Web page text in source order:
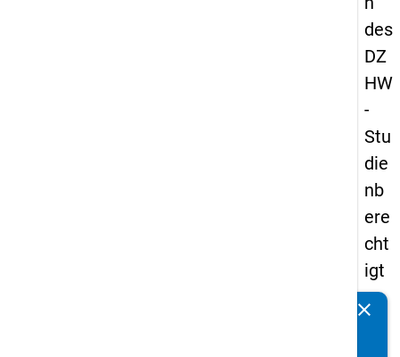
des
DZ
HW
-
Stu
die
nb
ere
cht
igt
en
clear